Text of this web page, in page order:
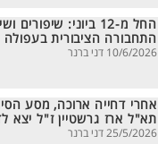
החל מ-12 ביוני:
התחבורה הציבורית בעפולה
10/6/2026 דני ברנר
אחרי דחייה ארוכה, מסע
תא"ל ארז גרשטיין ז"ל יצא
25/5/2026 דני ברנר